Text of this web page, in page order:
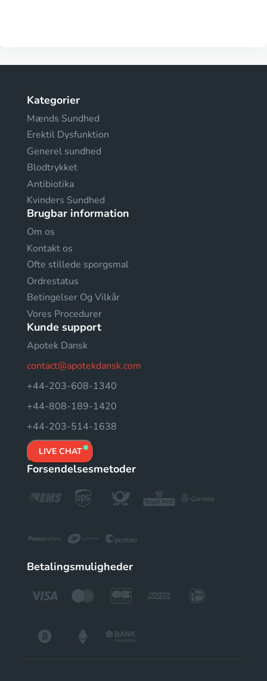
Kategorier
Mænds Sundhed
Erektil Dysfunktion
Generel sundhed
Blodtrykket
Antibiotika
Kvinders Sundhed
Brugbar information
Om os
Kontakt os
Ofte stillede sporgsmal
Ordrestatus
Betingelser Og Vilkår
Vores Procedurer
Kunde support
Apotek Dansk
contact@apotekdansk.com
+44-203-608-1340
+44-808-189-1420
+44-203-514-1638
LIVE CHAT
Forsendelsesmetoder
Betalingsmuligheder